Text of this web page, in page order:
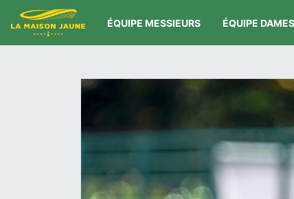
ÉQUIPE MESSIEURS ÉQUIPE DAMES